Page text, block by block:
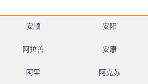
安顺 安阳
阿拉善 安康
阿里 阿克苏